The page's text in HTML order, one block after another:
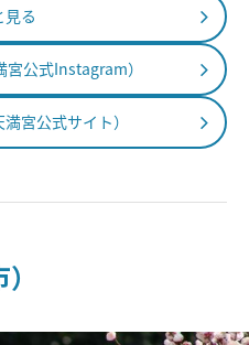
見る
公式Instagram）
宮公式サイト）